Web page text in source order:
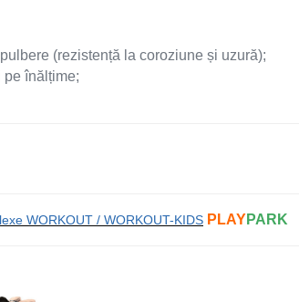
(rezistență la coroziune și uzură);
pe înălțime;
WORKOUT / WORKOUT-KIDS PLAYPARK